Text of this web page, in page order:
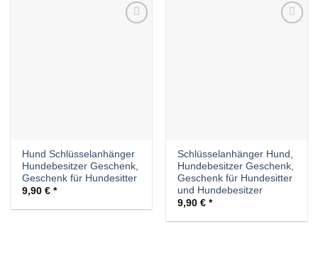
Hund Schlüsselanhänger
Hundebesitzer Geschenk,
Geschenk für Hundesitter
9,90€
Schlüsselanhänger Hund,
Hundebesitzer Geschenk,
Geschenk für Hundesitter
und Hundebesitzer
9,90€